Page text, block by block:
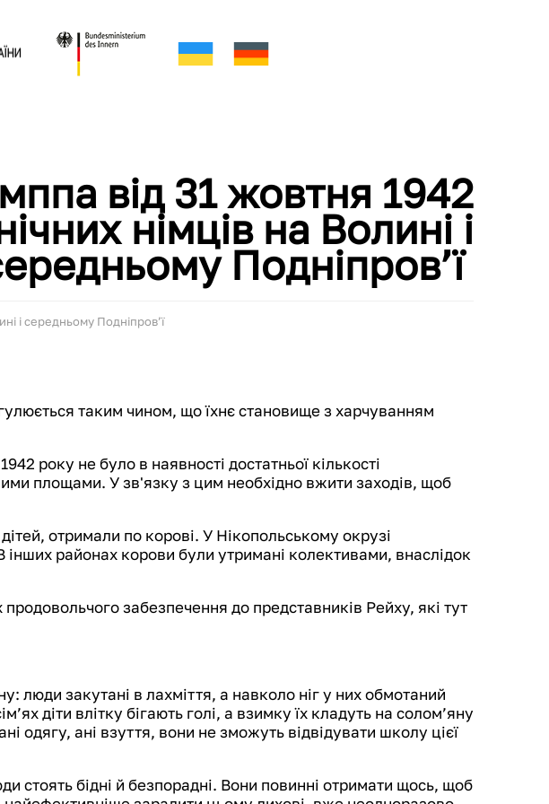
від 31 жовтня 1942
німців на Волині і
Подніпров’ї
і середньому Подніпров’ї
таким чином, що їхнє становище з харчуванням
року не було в наявності достатньої кількості
площами. У зв'язку з цим необхідно вжити заходів, щоб
отримали по корові. У Нікопольському окрузі
районах корови були утримані колективами, внаслідок
забезпечення до представників Рейху, які тут
люди закутані в лахміття, а навколо ніг у них обмотаний
діти влітку бігають голі, а взимку їх кладуть на солом’яну
одягу, ані взуття, вони не зможуть відвідувати школу цієї
стоять бідні й безпорадні. Вони повинні отримати щось, щоб